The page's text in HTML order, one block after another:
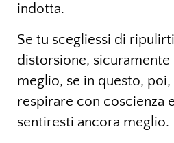
indotta.
Se tu scegliessi di
distorsione,
meglio, se in questo, poi,
respirare con coscienza
sentiresti ancora meglio.